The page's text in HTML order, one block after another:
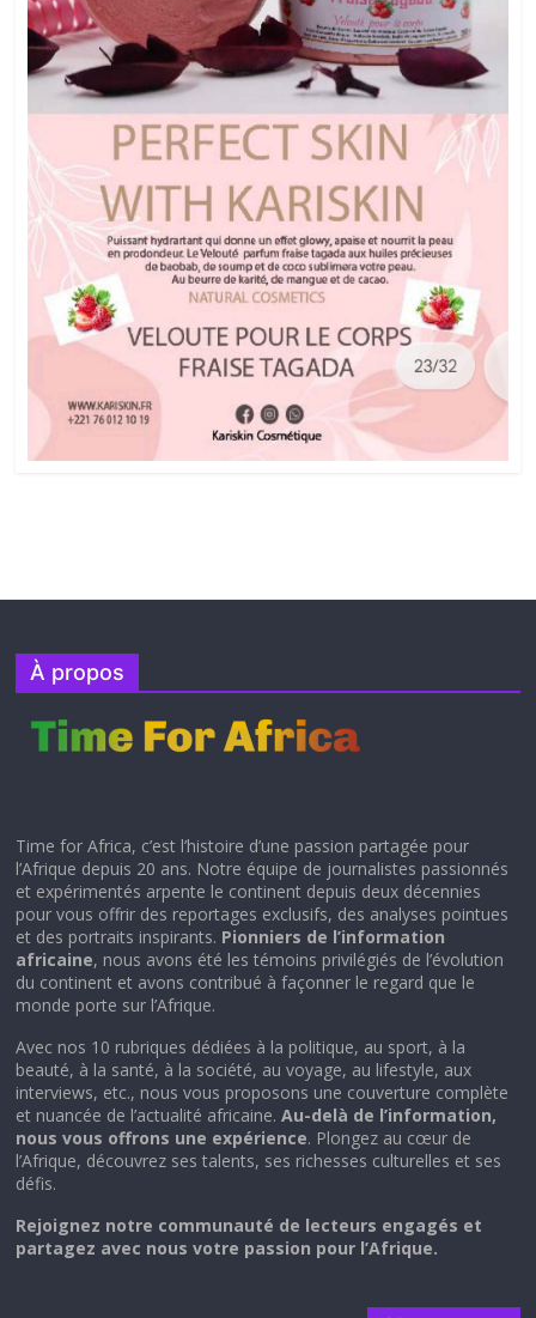
À propos
Time for Africa, c’est l’histoire d’une passion partagée pour
l’Afrique depuis 20 ans. Notre équipe de journalistes passionnés
et expérimentés arpente le continent depuis deux décennies
pour vous offrir des reportages exclusifs, des analyses pointues
et des portraits inspirants. Pionniers de l’information
africaine, nous avons été les témoins privilégiés de l’évolution
du continent et avons contribué à façonner le regard que le
monde porte sur l’Afrique.
Avec nos 10 rubriques dédiées à la politique, au sport, à la
beauté, à la santé, à la société, au voyage, au lifestyle, aux
interviews, etc., nous vous proposons une couverture complète
et nuancée de l’actualité africaine.Au-delà de l’information,
nous vous offrons une expérience. Plongez au cœur de
l’Afrique, découvrez ses talents, ses richesses culturelles et ses
défis.
Rejoignez notre communauté de lecteurs engagés et
partagez avec nous votre passion pour l’Afrique.